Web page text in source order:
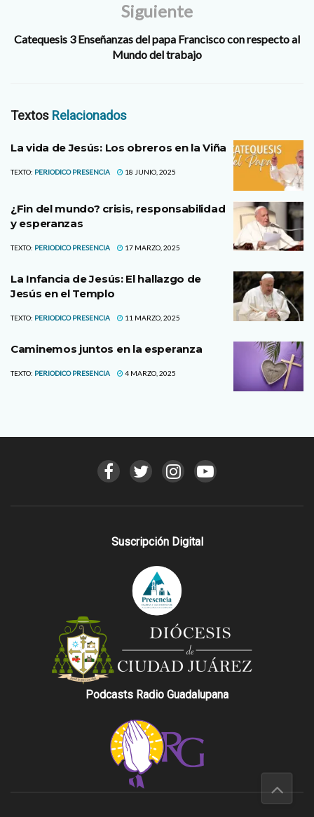
Siguiente
Catequesis 3 Enseñanzas del papa Francisco con respecto al
Mundo del trabajo
Textos Relacionados
La vida de Jesús: Los obreros en la Viña
TEXTO: PERIODICO PRESENCIA 18 JUNIO, 2025
¿Fin del mundo? crisis, responsabilidad
y esperanzas
TEXTO: PERIODICO PRESENCIA 17 MARZO, 2025
La Infancia de Jesús: El hallazgo de
Jesús en el Templo
TEXTO: PERIODICO PRESENCIA 11 MARZO, 2025
Caminemos juntos en la esperanza
TEXTO: PERIODICO PRESENCIA 4 MARZO, 2025
Suscripción Digital
Podcasts Radio Guadalupana